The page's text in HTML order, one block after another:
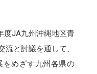
度JA九州沖縄地区青
と討議を通して、
をめざす九州各県の